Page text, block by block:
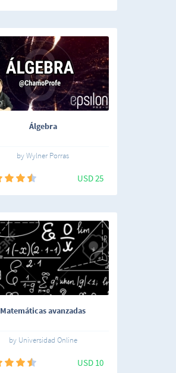
Álgebra
by Wylner Porras
USD 25
Matemáticas avanzadas
by Universidad Online
USD 10